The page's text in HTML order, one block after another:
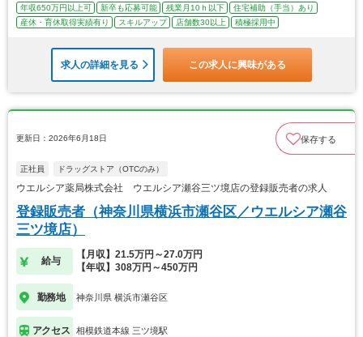
年収650万円以上可 新卒も応募可能 残業月10ｈ以下
住宅補助（手当）あり
産休・育休取得実績有り
スキルアップ 店舗数30以上 積極採用中
求人の詳細を見る この求人に興味がある
更新日：2026年6月18日 保存する
正社員 ドラッグストア（OTCのみ）
ウエルシア薬局株式会社 ウエルシア瀬谷三ツ境店の登録販売者の求人
登録販売者（神奈川県横浜市瀬谷区／ウエルシア瀬谷
三ツ境店）
給与
【月収】21.5万円～27.0万円
【年収】308万円～450万円
勤務地 神奈川県 横浜市瀬谷区
アクセス 相模鉄道本線 三ツ境駅